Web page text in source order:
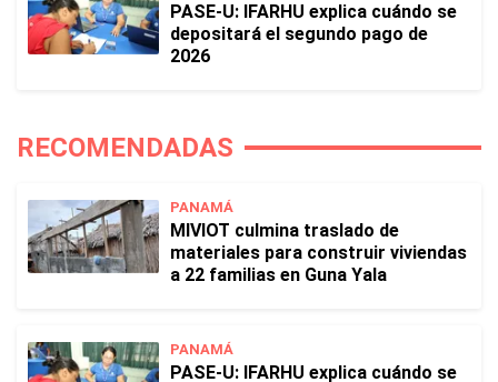
PASE-U: IFARHU explica cuándo se
depositará el segundo pago de
2026
RECOMENDADAS
PANAMÁ
MIVIOT culmina traslado de
materiales para construir viviendas
a 22 familias en Guna Yala
PANAMÁ
PASE-U: IFARHU explica cuándo se